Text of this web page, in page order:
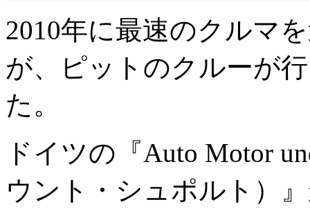
2010年に最速のクルマ
が、ピットのクルーが
た。
ドイツの『Auto Motor
ウント・シュポルト）